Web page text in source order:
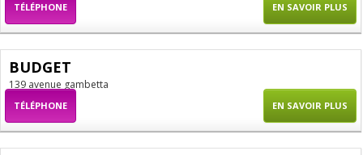
TÉLÉPHONE EN SAVOIR PLUS
BUDGET
139 avenue gambetta
TÉLÉPHONE EN SAVOIR PLUS